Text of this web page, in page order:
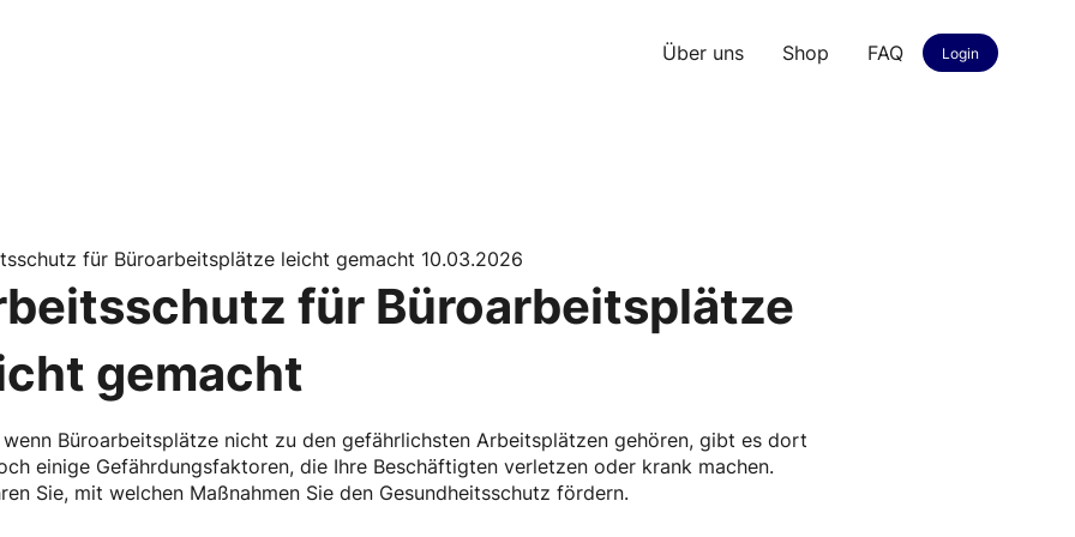
Über uns Shop FAQ Login
für Büroarbeitsplätze leicht gemacht 10.03.2026
für Büroarbeitsplätze
gemacht
wenn Büroarbeitsplätze nicht zu den gefährlichsten Arbeitsplätzen gehören, gibt es dort
einige Gefährdungsfaktoren, die Ihre Beschäftigten verletzen oder krank machen.
Sie, mit welchen Maßnahmen Sie den Gesundheitsschutz fördern.